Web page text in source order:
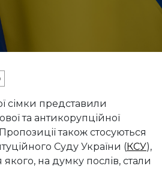
сімки представили
та антикорупційної
також стосуються
Суду України (КСУ),
на думку послів, стали